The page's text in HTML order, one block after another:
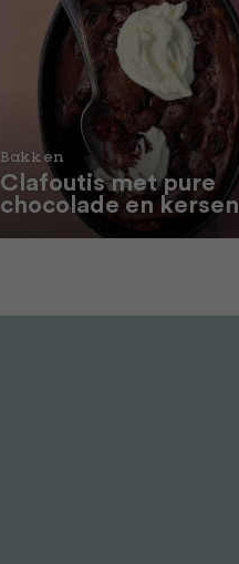
Bakken
Clafoutis met pure
chocolade en kersen